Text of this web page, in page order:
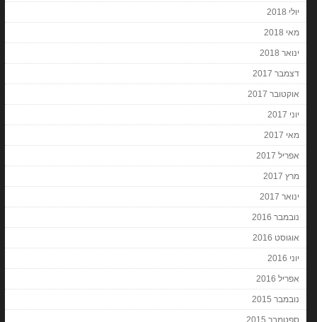
יולי 2018
מאי 2018
ינואר 2018
דצמבר 2017
אוקטובר 2017
יוני 2017
מאי 2017
אפריל 2017
מרץ 2017
ינואר 2017
נובמבר 2016
אוגוסט 2016
יוני 2016
אפריל 2016
נובמבר 2015
ספטמבר 2015